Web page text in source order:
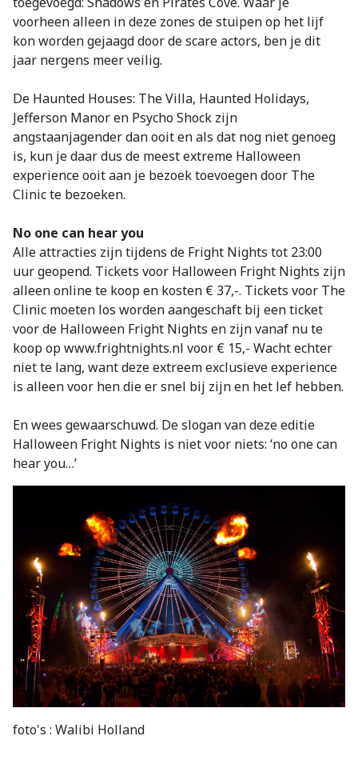
voorheen alleen in deze zones de stuipen op het lijf
kon worden gejaagd door de scare actors, ben je dit
jaar nergens meer veilig.
De Haunted Houses: The Villa, Haunted Holidays,
Jefferson Manor en Psycho Shock zijn
angstaanjagender dan ooit en als dat nog niet genoeg
is, kun je daar dus de meest extreme Halloween
experience ooit aan je bezoek toevoegen door The
Clinic te bezoeken.
No one can hear you
Alle attracties zijn tijdens de Fright Nights tot 23:00
uur geopend. Tickets voor Halloween Fright Nights zijn
alleen online te koop en kosten € 37,-. Tickets voor The
Clinic moeten los worden aangeschaft bij een ticket
voor de Halloween Fright Nights en zijn vanaf nu te
koop op www.frightnights.nl voor € 15,- Wacht echter
niet te lang, want deze extreem exclusieve experience
is alleen voor hen die er snel bij zijn en het lef hebben.
En wees gewaarschuwd. De slogan van deze editie
Halloween Fright Nights is niet voor niets: ‘no one can
hear you…’
foto's : Walibi Holland